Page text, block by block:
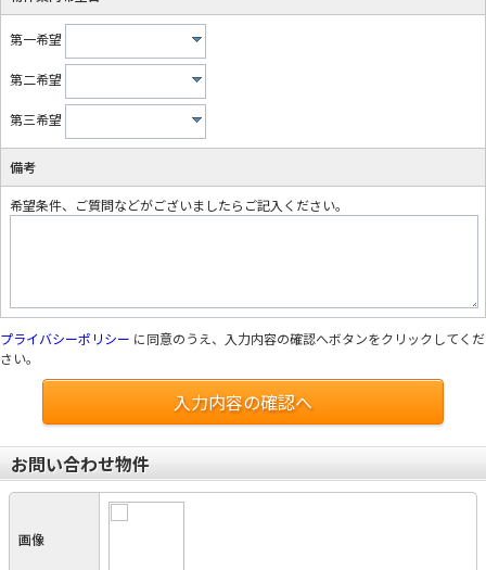
第一希望
第二希望
第三希望
備考
希望条件、ご質問などがございましたらご記入ください。
プライバシーポリシー に同意のうえ、入力内容の確認へボタンをクリックしてくだ
さい。
入力内容の確認へ
お問い合わせ物件
画像